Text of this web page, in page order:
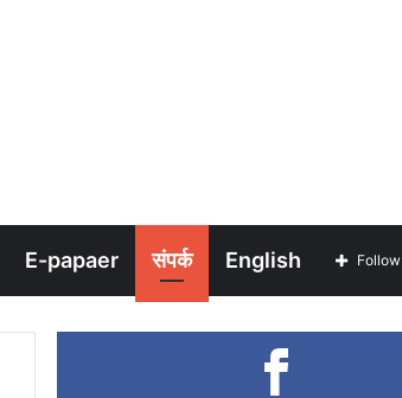
E-papaer संपर्क English Follow